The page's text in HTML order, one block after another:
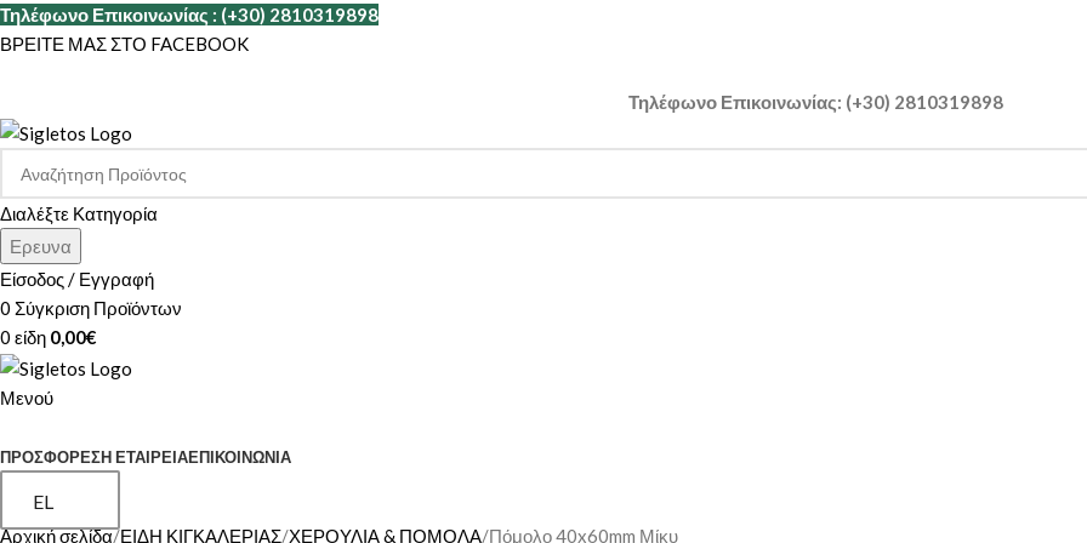
Τηλέφωνο Επικοινωνίας : (+30) 2810319898
ΒΡΕΙΤΕ ΜΑΣ ΣΤΟ FACEBOOK
Τηλέφωνο Επικοινωνίας: (+30) 2810319898
Διαλέξτε Κατηγορία
Ερευνα
Είσοδος / Εγγραφή
0 Σύγκριση Προϊόντων
0 είδη 0,00€
Μενού
ΠΡΟΣΦΟΡΕΣΗ ΕΤΑΙΡΕΊΑΕΠΙΚΟΙΝΩΝΊΑ
EL
Αρχική σελίδα ΕΙΔΗ ΚΙΓΚΑΛΕΡΙΑΣ ΧΕΡΟΥΛΙΑ & ΠΟΜΟΛΑ Πόμολο 40x60mm Μίκυ